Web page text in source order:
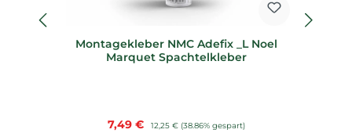
Montagekleber NMC Adefix _L Noel
Marquet Spachtelkleber
Verkaufspreis:
7,49 € Regulärer Preis:
12,25 € (38.86% gespart)